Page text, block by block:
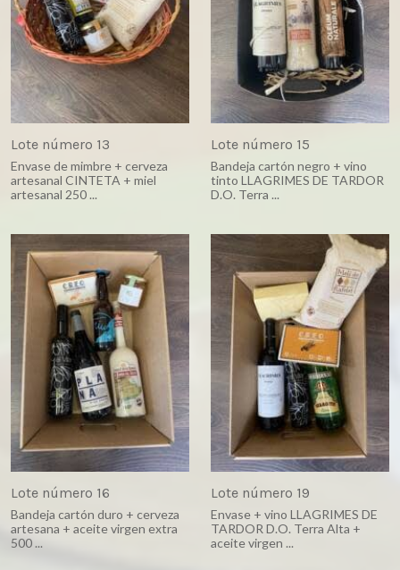
Lote número 13
Envase de mimbre + cerveza
artesanal CINTETA + miel
artesanal 250 ...
Lote número 15
Bandeja cartón negro + vino
tinto LLAGRIMES DE TARDOR
D.O. Terra ...
Lote número 16
Bandeja cartón duro + cerveza
artesana + aceite virgen extra
500 ...
Lote número 19
Envase + vino LLAGRIMES DE
TARDOR D.O. Terra Alta +
aceite virgen ...